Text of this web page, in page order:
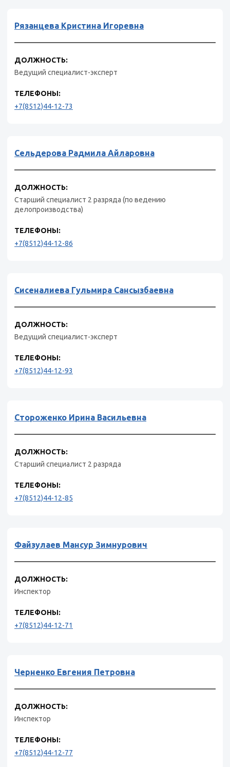
Рязанцева Кристина Игоревна
ДОЛЖНОСТЬ:
Ведущий специалист-эксперт
ТЕЛЕФОНЫ:
+7(8512)44-12-73
Сельдерова Радмила Айларовна
ДОЛЖНОСТЬ:
Старший специалист 2 разряда (по ведению
делопроизводства)
ТЕЛЕФОНЫ:
+7(8512)44-12-86
Сисеналиева Гульмира Сансызбаевна
ДОЛЖНОСТЬ:
Ведущий специалист-эксперт
ТЕЛЕФОНЫ:
+7(8512)44-12-93
Стороженко Ирина Васильевна
ДОЛЖНОСТЬ:
Старший специалист 2 разряда
ТЕЛЕФОНЫ:
+7(8512)44-12-85
Файзулаев Мансур Зимнурович
ДОЛЖНОСТЬ:
Инспектор
ТЕЛЕФОНЫ:
+7(8512)44-12-71
Черненко Евгения Петровна
ДОЛЖНОСТЬ:
Инспектор
ТЕЛЕФОНЫ:
+7(8512)44-12-77